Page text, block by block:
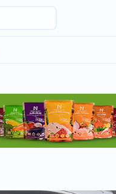
მოითხოვე ტრანსპორტი